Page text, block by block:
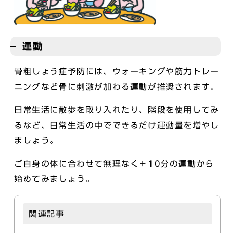
運動
骨粗しょう症予防には、ウォーキングや筋力トレー
ニングなど骨に刺激が加わる運動が推奨されます。
日常生活に散歩を取り入れたり、階段を使用してみ
るなど、日常生活の中でできるだけ運動量を増やし
ましょう。
ご自身の体に合わせて無理なく＋10分の運動から
始めてみましょう。
関連記事